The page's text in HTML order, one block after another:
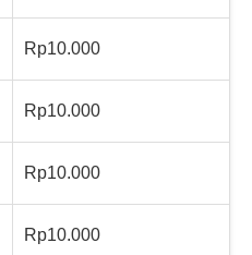
Rp10.000
Rp10.000
Rp10.000
Rp10.000